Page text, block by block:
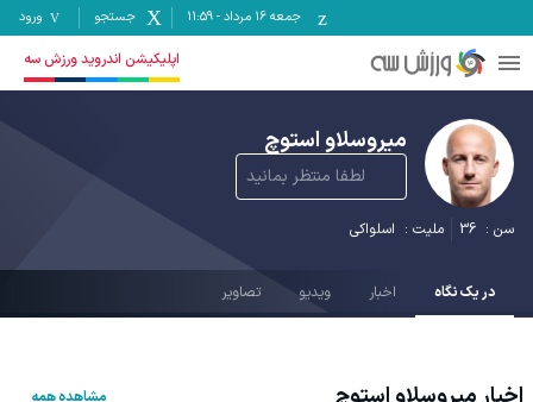
جمعه ۱۶ مرداد -
11:59 جستجو ورود
اپلیکیشن اندروید ورزش سه
میروسلاو استوچ
لطفا منتظر بمانید
سن : 36 ملیت : اسلواكی
در یک نگاه اخبار ویدیو تصاویر
مشاهده همه